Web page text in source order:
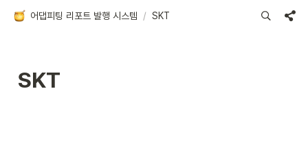
어댑피팅 리포트 발행 시스템 / SKT
SKT